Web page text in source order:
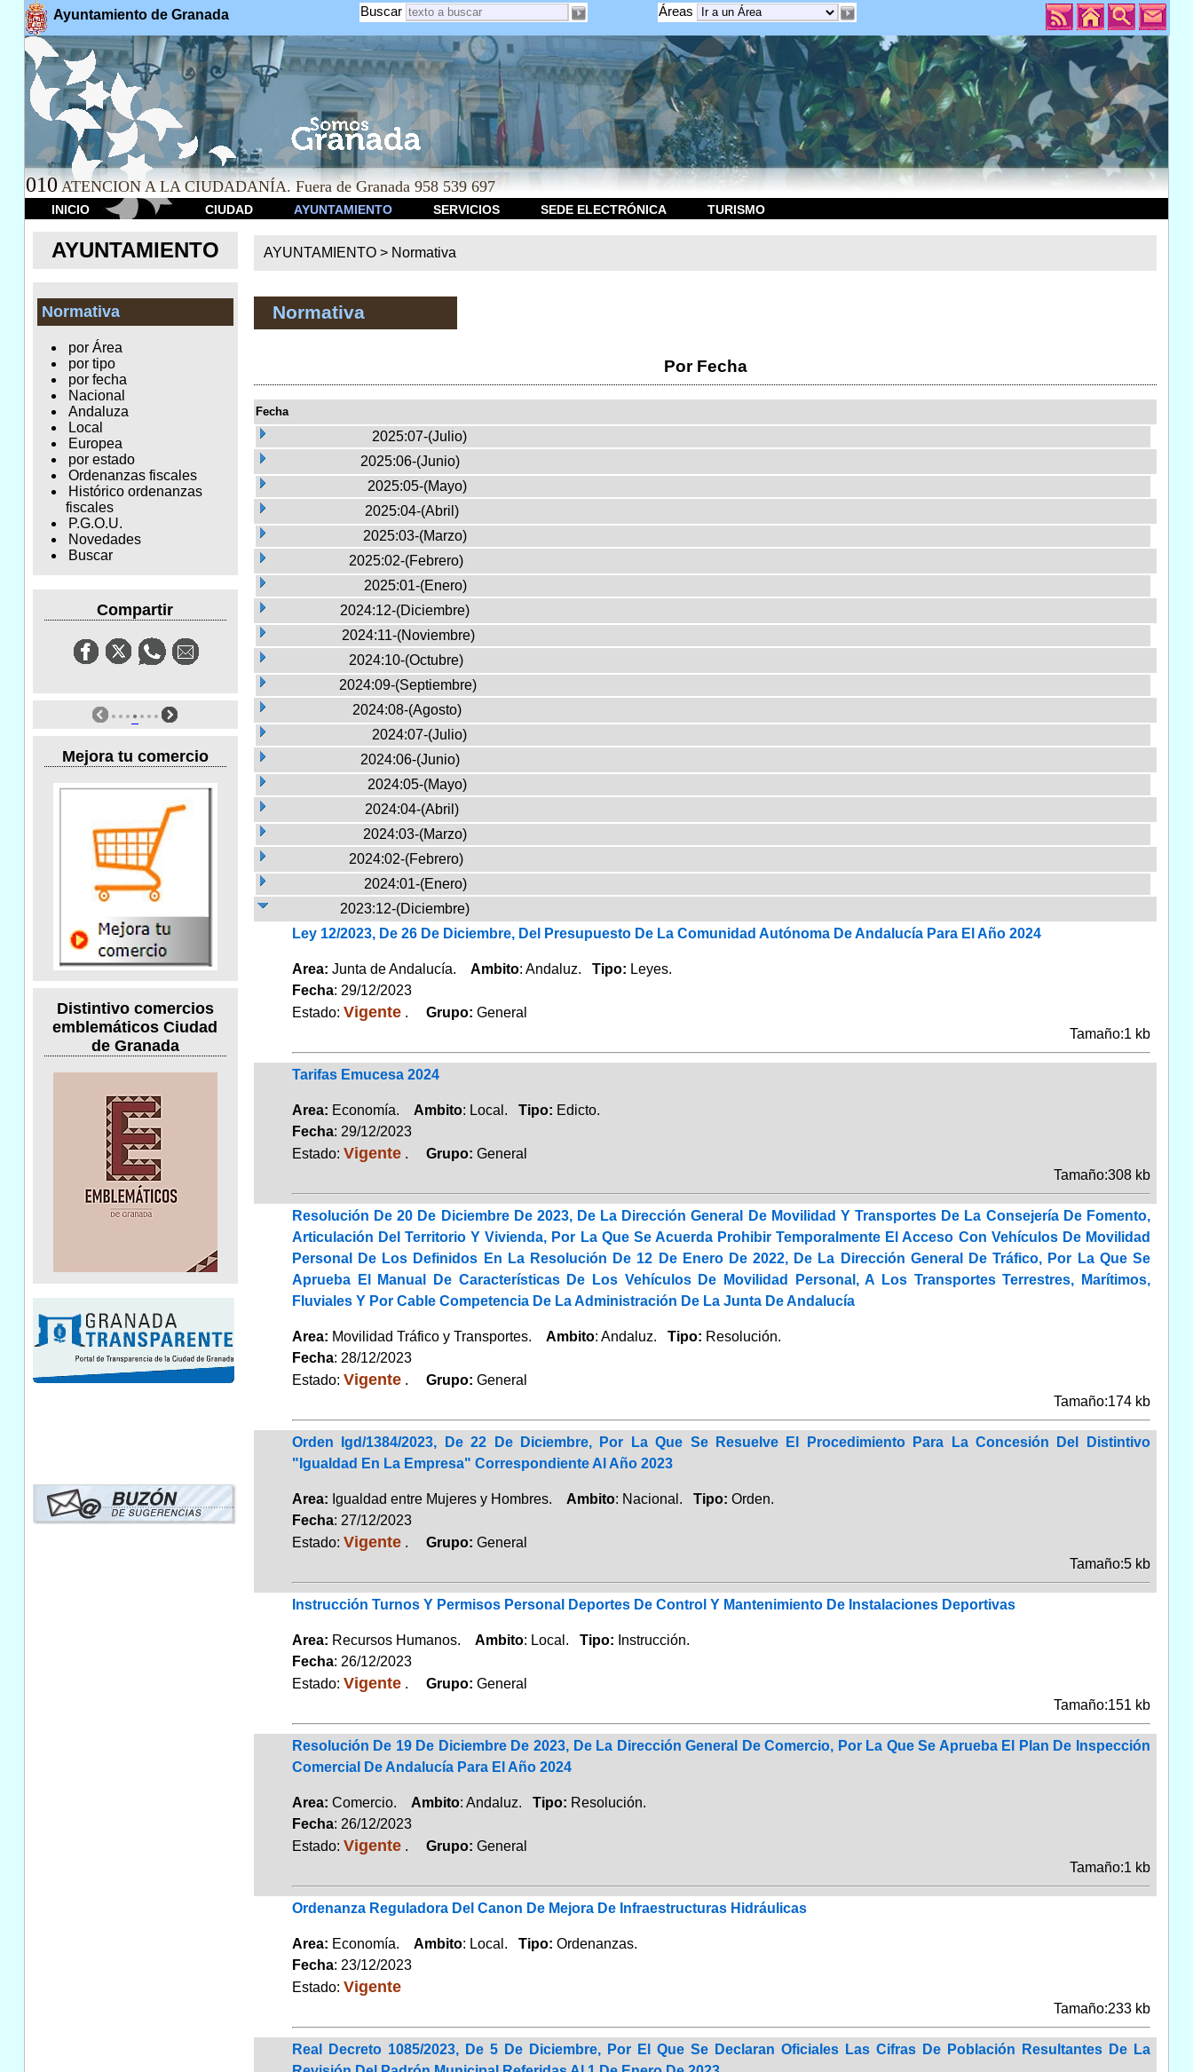
Ayuntamiento de Granada Áreas
Buscar
010 ATENCION A LA CIUDADANÍA. Fuera de Granada 958 539 697
INICIO CIUDAD AYUNTAMIENTO SERVICIOS SEDE ELECTRÓNICA TURISMO
AYUNTAMIENTO
Normativa
por Área
por tipo
por fecha
Nacional
Andaluza
Local
Europea
por estado
Ordenanzas fiscales
Histórico ordenanzas
fiscales
P.G.O.U.
Novedades
Buscar
Compartir
Mejora tu comercio
Distintivo comercios
emblemáticos Ciudad
de Granada
AYUNTAMIENTO > Normativa
Normativa
Por Fecha
Fecha
2025:07-(Julio)
2025:06-(Junio)
2025:05-(Mayo)
2025:04-(Abril)
2025:03-(Marzo)
2025:02-(Febrero)
2025:01-(Enero)
2024:12-(Diciembre)
2024:11-(Noviembre)
2024:10-(Octubre)
2024:09-(Septiembre)
2024:08-(Agosto)
2024:07-(Julio)
2024:06-(Junio)
2024:05-(Mayo)
2024:04-(Abril)
2024:03-(Marzo)
2024:02-(Febrero)
2024:01-(Enero)
2023:12-(Diciembre)
Ley 12/2023, De 26 De Diciembre, Del Presupuesto De La Comunidad Autónoma De Andalucía Para El Año 2024
Area: Junta de Andalucía. Ambito: Andaluz. Tipo: Leyes.
Fecha: 29/12/2023
Estado: Vigente. Grupo: General
Tamaño:1 kb
Tarifas Emucesa 2024
Area: Economía. Ambito: Local. Tipo: Edicto.
Fecha: 29/12/2023
Estado: Vigente. Grupo: General
Tamaño:308 kb
Resolución De 20 De Diciembre De 2023, De La Dirección General De Movilidad Y Transportes De La Consejería De Fomento,
Articulación Del Territorio Y Vivienda, Por La Que Se Acuerda Prohibir Temporalmente El Acceso Con Vehículos De Movilidad
Personal De Los Definidos En La Resolución De 12 De Enero De 2022, De La Dirección General De Tráfico, Por La Que Se
Aprueba El Manual De Características De Los Vehículos De Movilidad Personal, A Los Transportes Terrestres, Marítimos,
Fluviales Y Por Cable Competencia De La Administración De La Junta De Andalucía
Area: Movilidad Tráfico y Transportes. Ambito: Andaluz. Tipo: Resolución.
Fecha: 28/12/2023
Estado: Vigente. Grupo: General
Tamaño:174 kb
Orden Igd/1384/2023, De 22 De Diciembre, Por La Que Se Resuelve El Procedimiento Para La Concesión Del Distintivo
"Igualdad En La Empresa" Correspondiente Al Año 2023
Area: Igualdad entre Mujeres y Hombres. Ambito: Nacional. Tipo: Orden.
Fecha: 27/12/2023
Estado: Vigente. Grupo: General
Tamaño:5 kb
Instrucción Turnos Y Permisos Personal Deportes De Control Y Mantenimiento De Instalaciones Deportivas
Area: Recursos Humanos. Ambito: Local. Tipo: Instrucción.
Fecha: 26/12/2023
Estado: Vigente. Grupo: General
Tamaño:151 kb
Resolución De 19 De Diciembre De 2023, De La Dirección General De Comercio, Por La Que Se Aprueba El Plan De Inspección
Comercial De Andalucía Para El Año 2024
Area: Comercio. Ambito: Andaluz. Tipo: Resolución.
Fecha: 26/12/2023
Estado: Vigente. Grupo: General
Tamaño:1 kb
Ordenanza Reguladora Del Canon De Mejora De Infraestructuras Hidráulicas
Area: Economía. Ambito: Local. Tipo: Ordenanzas.
Fecha: 23/12/2023
Estado: Vigente
Tamaño:233 kb
Real Decreto 1085/2023, De 5 De Diciembre, Por El Que Se Declaran Oficiales Las Cifras De Población Resultantes De La